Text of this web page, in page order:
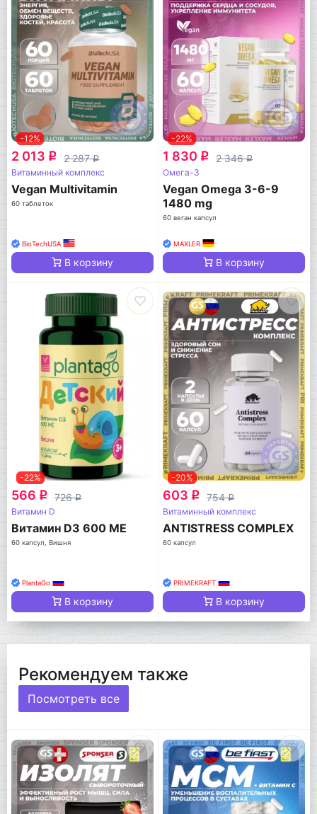
-12%
2 013 q 2 287q
Витаминный комплекс
Vegan Multivitamin
60 таблеток
BioTechUSA
В корзину
-22%
1 830 q 2 346q
Омега-3
Vegan Omega 3-6-9
1480 mg
60 веган капсул
MAXLER
В корзину
-22%
566 q 726q
Витамин D
Витамин D3 600 МЕ
60 капсул, Вишня
PlantaGo
В корзину
-20%
603 q 754q
Витаминный комплекс
ANTISTRESS COMPLEX
60 капсул
PRIMEKRAFT
В корзину
Рекомендуем также
Посмотреть все